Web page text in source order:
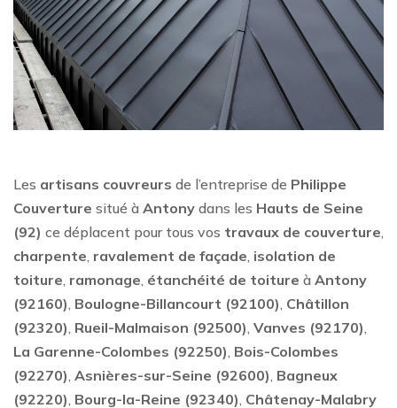
Les artisans couvreurs de l’entreprise de Philippe
Couverture situé à Antony dans les Hauts de Seine
(92) ce déplacent pour tous vos travaux de couverture
charpente ravalement de façade isolation de
toiture ramonage étanchéité de toiture à Antony
(92160) Boulogne-Billancourt (92100) Châtillon
(92320) Rueil-Malmaison (92500) Vanves (92170)
La Garenne-Colombes (92250) Bois-Colombes
(92270) Asnières-sur-Seine (92600) Bagneux
(92220) Bourg-la-Reine (92340) Châtenay-Malabry